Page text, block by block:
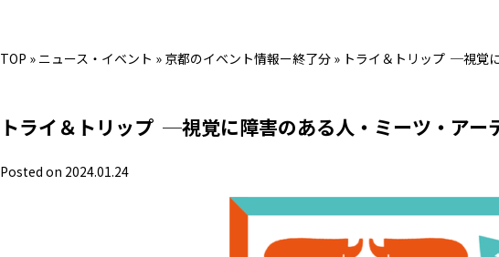
TOP » ニュース・イベント » 京都のイベント情報ー終了分 » トライ＆トリップ ─視覚
トライ＆トリップ ─視覚に障害のある人・ミーツ・ア
Posted on 2024.01.24